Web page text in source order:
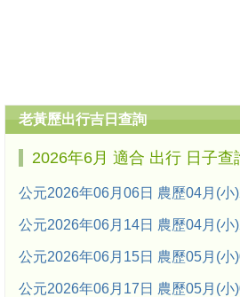
老黃歷出行吉日查詢
2026年6月 適合 出行 日子查
公元2026年06月06日 農歷04月(小
公元2026年06月14日 農歷04月(小
公元2026年06月15日 農歷05月(小
公元2026年06月17日 農歷05月(小